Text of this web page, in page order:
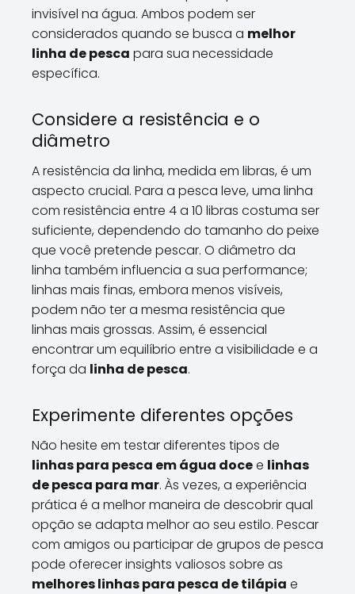
invisível na água. Ambos podem ser
considerados quando se busca a melhor
linha de pesca para sua necessidade
específica.
Considere a resistência e o
diâmetro
A resistência da linha, medida em libras, é um
aspecto crucial. Para a pesca leve, uma linha
com resistência entre 4 a 10 libras costuma ser
suficiente, dependendo do tamanho do peixe
que você pretende pescar. O diâmetro da
linha também influencia a sua performance;
linhas mais finas, embora menos visíveis,
podem não ter a mesma resistência que
linhas mais grossas. Assim, é essencial
encontrar um equilíbrio entre a visibilidade e a
força da linha de pesca.
Experimente diferentes opções
Não hesite em testar diferentes tipos de
linhas para pesca em água docee linhas
de pesca para mar. Às vezes, a experiência
prática é a melhor maneira de descobrir qual
opção se adapta melhor ao seu estilo. Pescar
com amigos ou participar de grupos de pesca
pode oferecer insights valiosos sobre as
melhores linhas para pesca de tilápia e